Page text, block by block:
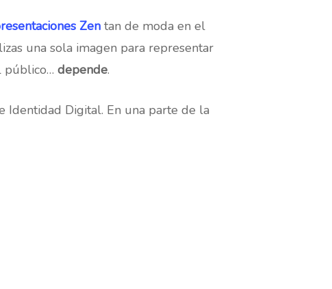
Zen tan de moda en el
una sola imagen para representar
público… depende.
Identidad Digital. En una parte de la